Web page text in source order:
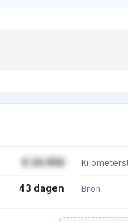
€ 24.950
43 dagen Bron